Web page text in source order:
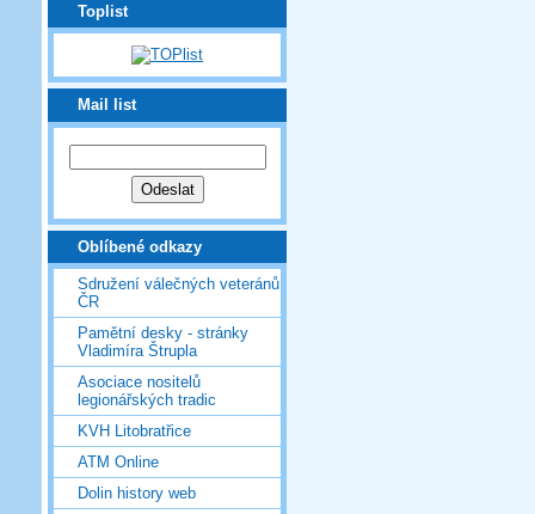
Toplist
Mail list
Oblíbené odkazy
Sdružení válečných veteránů
ČR
Pamětní desky - stránky
Vladimíra Štrupla
Asociace nositelů
legionářských tradic
KVH Litobratřice
ATM Online
Dolin history web